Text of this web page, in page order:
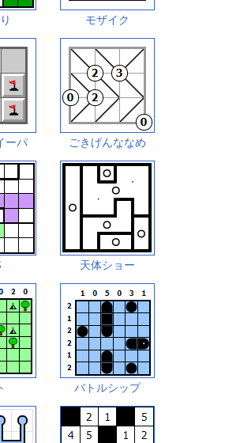
モザイク
ーパ ごきげんななめ
天体ショー
バトルシップ